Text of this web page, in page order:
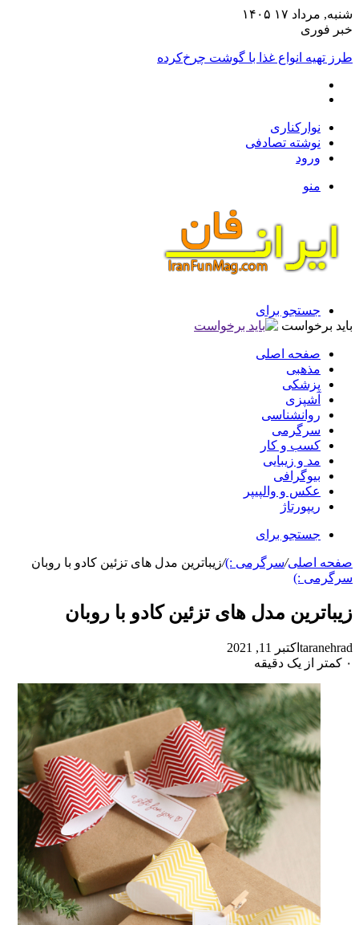
مرداد ۱۷ ۱۴۰۵
فوری
تهیه انواع غذا با گوشت چرخ‌کرده
نوارکناری
نوشته تصادفی
ورود
منو
جستجو برای
برخواست
صفحه اصلی
مذهبی
پزشکی
آشپزی
روانشناسی
سرگرمی
کسب و کار
مد و زیبایی
بیوگرافی
عکس و والپیپر
ریپورتاژ
جستجو برای
اصلی/سرگرمی :) / زیباترین مدل های تزئین کادو با روبان
:)
مدل های تزئین کادو با روبان
اکتبر 11, 2021
کمتر از یک دقیقه